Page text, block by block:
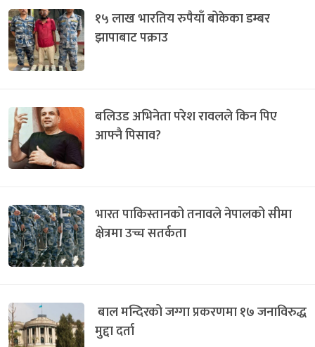
१५ लाख भारतिय रुपैयाँ बोकेका डम्बर
झापाबाट पक्राउ
बलिउड अभिनेता परेश रावलले किन पिए
आफ्नै पिसाव?
भारत पाकिस्तानको तनावले नेपालको सीमा
क्षेत्रमा उच्च सतर्कता
बाल मन्दिरको जग्गा प्रकरणमा १७ जनाविरुद्ध
मुद्दा दर्ता